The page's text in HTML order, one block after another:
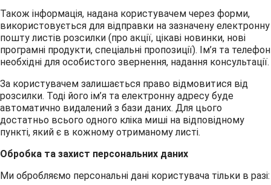
Також інформація, надана користувачем через форми,
використовується для відправки на зазначену електронну
пошту листів розсилки (про акції, цікаві новинки, нові
програмні продукти, спеціальні пропозиції). Ім’я та телефон
необхідні для особистого звернення, надання консультації.
За користувачем залишається право відмовитися від
розсилки. Тоді його ім’я та електронну адресу буде
автоматично видалений з бази даних. Для цього
достатньо всього одного кліка миші на відповідному
пункті, який є в кожному отриманому листі.
Обробка та захист персональних даних
Ми обробляємо персональні дані користувача тільки в разі: